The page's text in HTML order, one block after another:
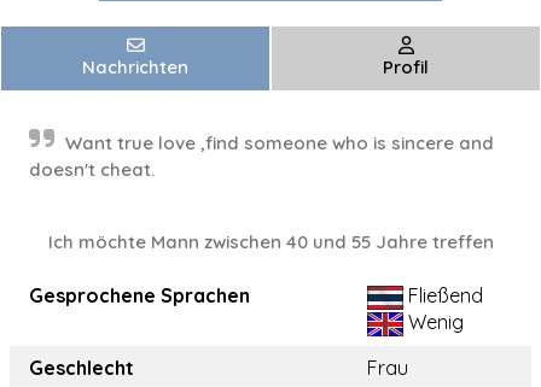
Nachrichten Profil
Want true love ,find someone who is sincere and
doesn't cheat.
Ich möchte Mann zwischen 40 und 55 Jahre treffen
Gesprochene Sprachen
Fließend
Wenig
Geschlecht
Frau